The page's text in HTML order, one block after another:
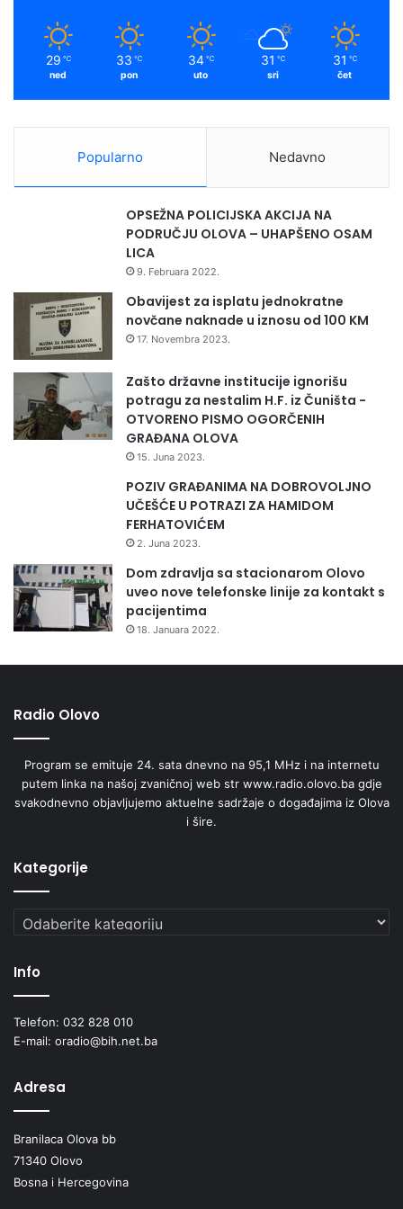
29 ℃
ned
33 ℃
pon
34 ℃
uto
31 ℃
sri
31 ℃
čet
Popularno Nedavno
OPSEŽNA POLICIJSKA AKCIJA NA
PODRUČJU OLOVA – UHAPŠENO OSAM
LICA
9. Februara 2022.
Obavijest za isplatu jednokratne
novčane naknade u iznosu od 100 KM
17. Novembra 2023.
Zašto državne institucije ignorišu
potragu za nestalim H.F. iz Čuništa -
OTVORENO PISMO OGORČENIH
GRAĐANA OLOVA
15. Juna 2023.
POZIV GRAĐANIMA NA DOBROVOLJNO
UČEŠĆE U POTRAZI ZA HAMIDOM
FERHATOVIĆEM
2. Juna 2023.
Dom zdravlja sa stacionarom Olovo
uveo nove telefonske linije za kontakt s
pacijentima
18. Januara 2022.
Radio Olovo
Program se emituje 24. sata dnevno na 95,1 MHz i na internetu
putem linka na našoj zvaničnoj web str www.radio.olovo.ba gdje
svakodnevno objavljujemo aktuelne sadržaje o događajima iz Olova
i šire.
Kategorije
Kategorije
Info
Telefon: 032 828 010
E-mail: oradio@bih.net.ba
Adresa
Branilaca Olova bb
71340 Olovo
Bosna i Hercegovina